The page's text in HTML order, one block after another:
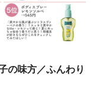
の味方／ふんわり